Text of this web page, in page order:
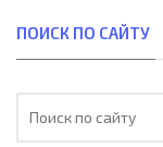
ПОИСК ПО САЙТУ